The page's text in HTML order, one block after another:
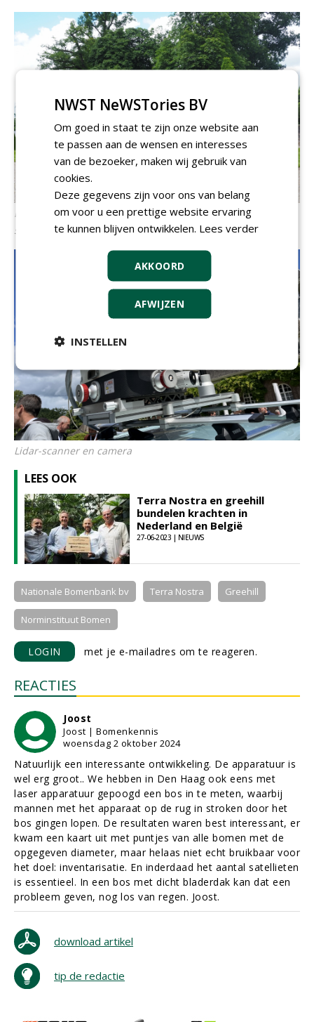
De auto start in Nederland met een bezoek aan de
studiedag van Nationale Bomenbank en Terra Nostra.
Lidar-scanner en camera
LEES OOK
Terra Nostra en greehill
bundelen krachten in
Nederland en België
27-06-2023 | NIEUWS
Nationale Bomenbank bv Terra Nostra Greehill
Norminstituut Bomen
LOGIN met je e-mailadres om te reageren.
REACTIES
Joost
Joost | Bomenkennis
woensdag 2 oktober 2024
Natuurlijk een interessante ontwikkeling. De apparatuur is
wel erg groot.. We hebben in Den Haag ook eens met
laser apparatuur gepoogd een bos in te meten, waarbij
mannen met het apparaat op de rug in stroken door het
bos gingen lopen. De resultaten waren best interessant, er
kwam een kaart uit met puntjes van alle bomen met de
opgegeven diameter, maar helaas niet echt bruikbaar voor
het doel: inventarisatie. En inderdaad het aantal satellieten
is essentieel. In een bos met dicht bladerdak kan dat een
probleem geven, nog los van regen. Joost.
download artikel
tip de redactie
NWST NeWSTories BV
Om goed in staat te zijn onze website aan
te passen aan de wensen en interesses
van de bezoeker, maken wij gebruik van
cookies.
Deze gegevens zijn voor ons van belang
om voor u een prettige website ervaring
te kunnen blijven ontwikkelen. Lees verder
AKKOORD
AFWIJZEN
INSTELLEN